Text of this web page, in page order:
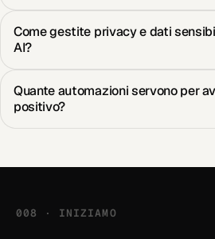
Come gestite privacy e dati
AI?
Quante automazioni servono per
positivo?
008 · INIZIAMO